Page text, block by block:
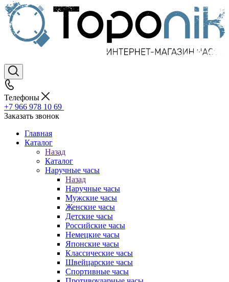
Телефоны
+7 966 978 10 69
Заказать звонок
Главная
Каталог
Назад
Каталог
Наручные часы
Назад
Наручные часы
Мужские часы
Женские часы
Детские часы
Российские часы
Немецкие часы
Японские часы
Классические часы
Швейцарские часы
Спортивные часы